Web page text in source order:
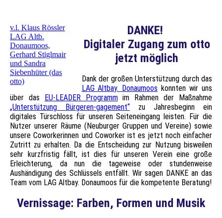
v.l. Klaus Rössler
LAG Altb.
Donaumoos,
Gerhard Stiglmair
und Sandra
Siebenhüter (das
otto)
DANKE!
Digitaler Zugang zum otto
jetzt möglich
Dank der großen Unterstützung durch das
LAG Altbay. Donaumoos konnten wir uns
über das EU-LEADER Programmim Rahmen der Maßnahme
„Unterstützung Bürgeren-gagement“ zu Jahresbeginn ein
digitales Türschloss für unseren Seiteneingang leisten. Für die
Nutzer unserer Räume (Neuburger Gruppen und Vereine) sowie
unsere Coworkerinnen und Coworker ist es jetzt noch einfacher
Zutritt zu erhalten. Da die Entscheidung zur Nutzung bisweilen
sehr kurzfristig fällt, ist dies für unseren Verein eine große
Erleichterung, da nun die tageweise oder stundenweise
Aushändigung des Schlüssels entfällt. Wir sagen DANKE an das
Team vom LAG Altbay. Donaumoos für die kompetente Beratung!
Vernissage: Farben, Formen und Musik